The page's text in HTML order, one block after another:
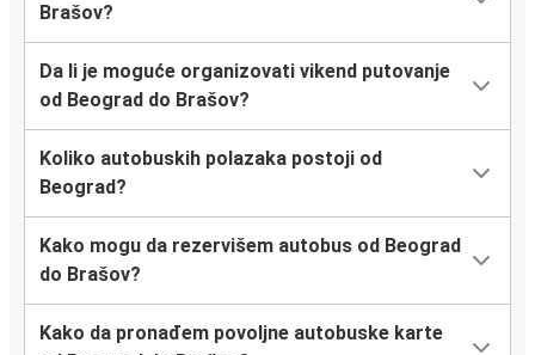
Brašov?
Da li je moguće organizovati vikend putovanje
od Beograd do Brašov?
Koliko autobuskih polazaka postoji od
Beograd?
Kako mogu da rezervišem autobus od Beograd
do Brašov?
Kako da pronađem povoljne autobuske karte